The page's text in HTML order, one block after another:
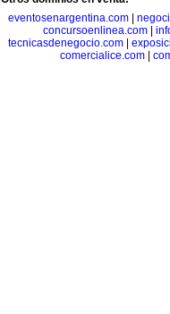
eventosenargentina.com
concursoenlinea.com|
tecnicasdenegocio.com
comercialice.com|